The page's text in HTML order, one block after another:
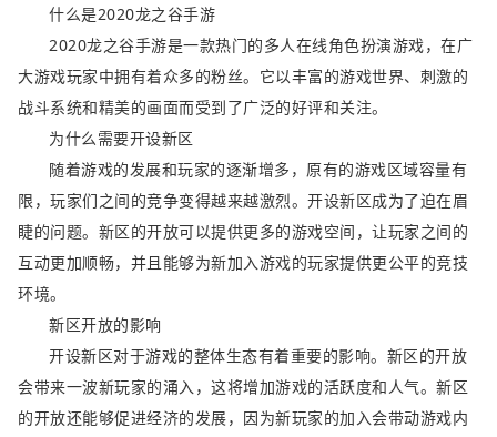
什么是2020龙之谷手游
2020龙之谷手游是一款热门的多人在线角色扮演游戏，在广
大游戏玩家中拥有着众多的粉丝。它以丰富的游戏世界、刺激的
战斗系统和精美的画面而受到了广泛的好评和关注。
为什么需要开设新区
随着游戏的发展和玩家的逐渐增多，原有的游戏区域容量有
限，玩家们之间的竞争变得越来越激烈。开设新区成为了迫在眉
睫的问题。新区的开放可以提供更多的游戏空间，让玩家之间的
互动更加顺畅，并且能够为新加入游戏的玩家提供更公平的竞技
环境。
新区开放的影响
开设新区对于游戏的整体生态有着重要的影响。新区的开放
会带来一波新玩家的涌入，这将增加游戏的活跃度和人气。新区
的开放还能够促进经济的发展，因为新玩家的加入会带动游戏内